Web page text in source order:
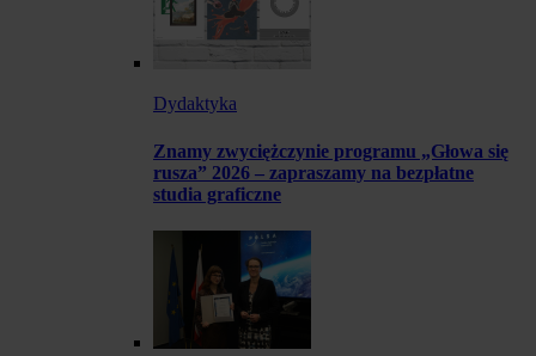
Dydaktyka
Znamy zwyciężczynie programu „Głowa się
rusza” 2026 – zapraszamy na bezpłatne
studia graficzne